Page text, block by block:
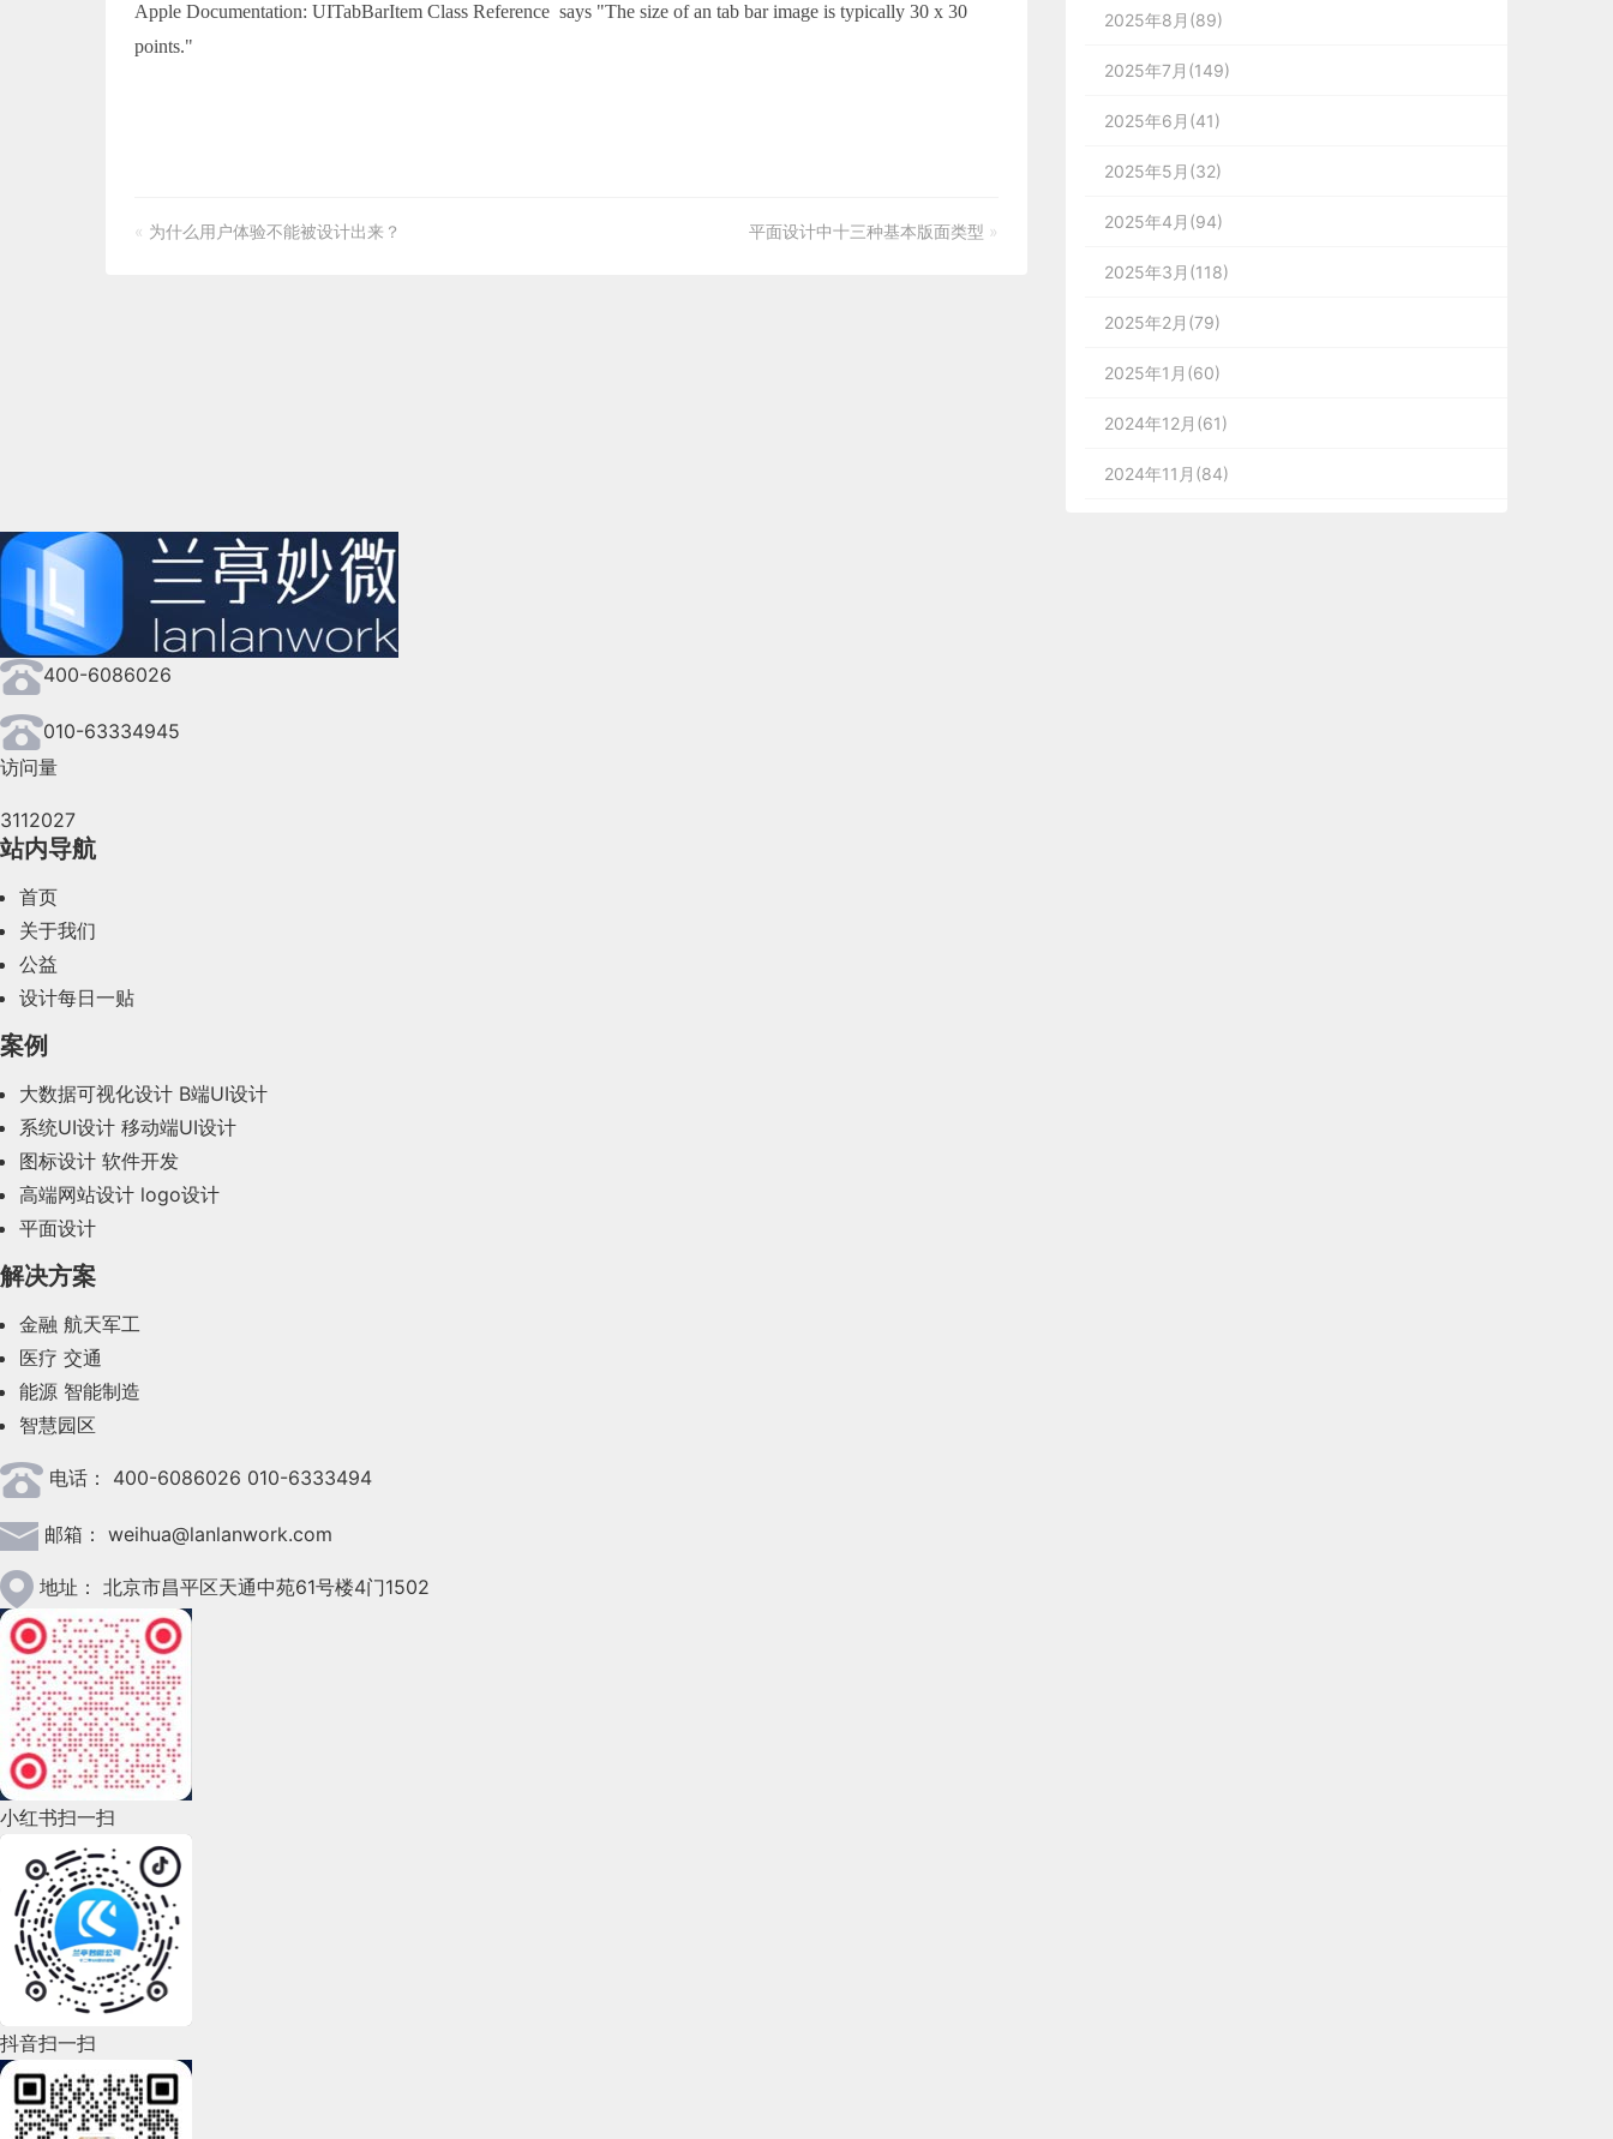
Apple Documentation: UITabBarItem Class Reference says "The size of an tab bar image is typically 30 x 30
points."
« 为什么用户体验不能被设计出来？ 平面设计中十三种基本版面类型 »
2025年8月(89)
2025年7月(149)
2025年6月(41)
2025年5月(32)
2025年4月(94)
2025年3月(118)
2025年2月(79)
2025年1月(60)
2024年12月(61)
2024年11月(84)
400-6086026
010-63334945
访问量
3112027
站内导航
首页
关于我们
公益
设计每日一贴
案例
大数据可视化设计 B端UI设计
系统UI设计 移动端UI设计
图标设计 软件开发
高端网站设计 logo设计
平面设计
解决方案
金融 航天军工
医疗 交通
能源 智能制造
智慧园区
电话： 400-6086026 010-6333494
邮箱： weihua@lanlanwork.com
地址： 北京市昌平区天通中苑61号楼4门1502
小红书扫一扫
抖音扫一扫